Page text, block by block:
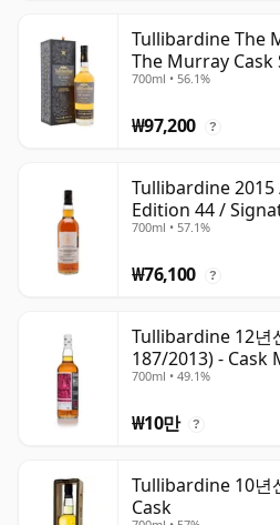
Tullibardine The
The Murray
700ml • 56.1%
₩97,200 ?
Tullibardine
Edition 44 /
700ml • 57.1%
₩76,100 ?
Tullibardine 12년
187/2013) - Cask
700ml • 49.1%
₩10만 ?
Tullibardine 10년
Cask